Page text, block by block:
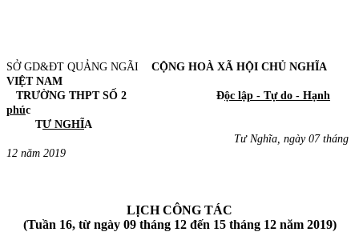
SỞ GD&ĐT QUẢNG NGÃI CỘNG HOÀ XÃ HỘI CHỦ NGHĨA
VIỆT NAM
TRƯỜNG THPT SỐ 2 Độc lập - Tự do - Hạnh
phúc
TƯ NGHĨA
Tư Nghĩa, ngày 07 tháng
12 năm 2019
LỊCH CÔNG TÁC
(Tuần 16, từ ngày 09 tháng 12 đến 15 tháng 12 năm 2019)